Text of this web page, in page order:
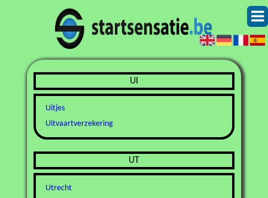
UI
Uitjes
Uitvaartverzekering
UT
Utrecht